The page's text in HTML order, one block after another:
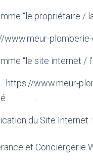
“le propriétaire /
www.meur-
“le site internet /
https://www.meur-
.
du Site Internet :
et Conciergerie